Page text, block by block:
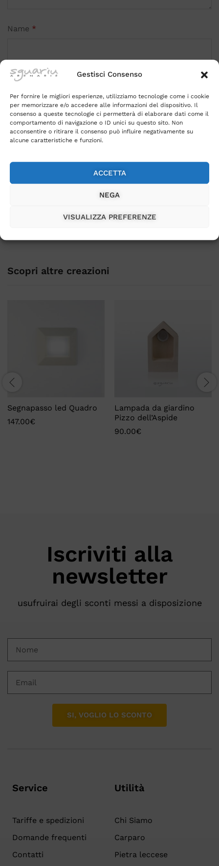
Gestisci Consenso
Per fornire le migliori esperienze, utilizziamo tecnologie come i cookie
per memorizzare e/o accedere alle informazioni del dispositivo. Il
consenso a queste tecnologie ci permetterà di elaborare dati come il
comportamento di navigazione o ID unici su questo sito. Non
acconsentire o ritirare il consenso può influire negativamente su
alcune caratteristiche e funzioni.
ACCETTA
NEGA
VISUALIZZA PREFERENZE
Name *
Email*
Salva il mio nome, email e sito web in questo
Scopri altre creazioni
Segnapasso led Quadro
147.00€
Lampada da giardino
Pizzo dell’Aspide
90.00€
Iscriviti alla
newsletter
usufruirai degli sconti messi a disposizione
SI, VOGLIO LO SCONTO
Service
Tariffe e spedizioni
Domande frequenti
Contatti
Utilità
Chi Siamo
Carparo
Pietra leccese